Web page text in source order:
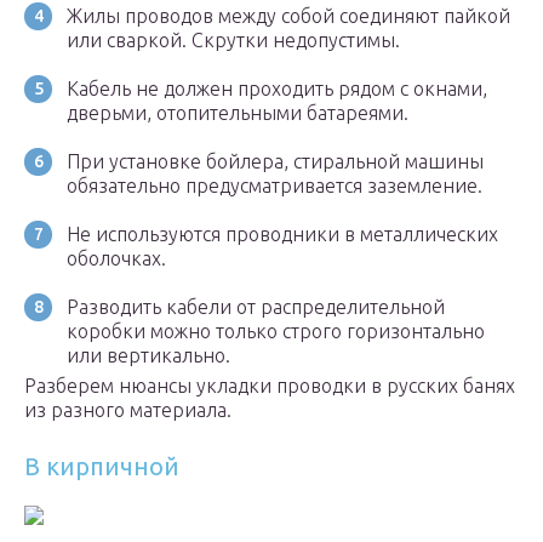
Жилы проводов между собой соединяют пайкой
или сваркой. Скрутки недопустимы.
Кабель не должен проходить рядом с окнами,
дверьми, отопительными батареями.
При установке бойлера, стиральной машины
обязательно предусматривается заземление.
Не используются проводники в металлических
оболочках.
Разводить кабели от распределительной
коробки можно только строго горизонтально
или вертикально.
Разберем нюансы укладки проводки в русских банях
из разного материала.
В кирпичной